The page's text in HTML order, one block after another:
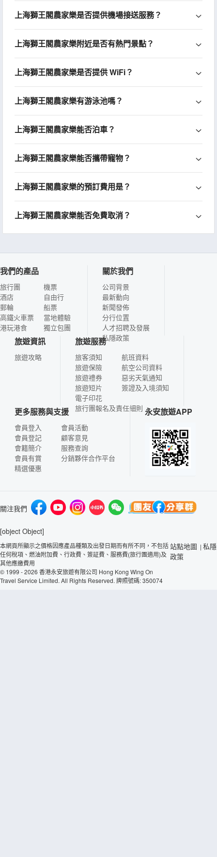
上海獅王閣農家樂是否提供機場接送服務？
上海獅王閣農家樂附近是否有熱門景點？
上海獅王閣農家樂是否提供 WiFi？
上海獅王閣農家樂有游泳池嗎？
上海獅王閣農家樂能否泊車？
上海獅王閣農家樂能否攜帶寵物？
上海獅王閣農家樂的預訂費用是？
上海獅王閣農家樂能否免費取消？
我們的產品
旅行團
酒店
郵輪
高鐵火車票
港玩港食
機票
自由行
船票
當地體驗
獨立包團
關於我們
公司背景
最新動向
新聞發佈
分行位置
人才招聘及發展
私隱政策
旅遊資訊
旅遊攻略
旅遊服務
旅客須知
旅遊保險
旅遊禮券
旅遊短片
電子印花
航班資料
航空公司資料
惡劣天氣通知
簽證及入境須知
旅行團報名及責任細則
更多服務與支援
會員登入
會員登記
會籍簡介
會員有賞
精選優惠
會員活動
顧客意見
服務查詢
分銷夥伴合作平台
永安旅遊APP
關注我們
[object Object]
本網頁所顯示之價格因應產品種類及出發日期而有所不同，不包括
任何稅項、燃油附加費、行政費、簽証費、服務費(旅行團適用)及
其他應繳費用
© 1999 - 2026 香港永安旅遊有限公司 Hong Kong Wing On
Travel Service Limited. All Rights Reserved. 牌照號碼: 350074
站點地圖 | 私隱
政策